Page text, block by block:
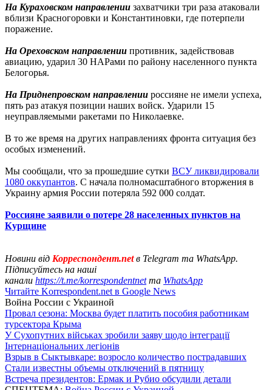
На Кураховском направлении захватчики три раза атаковали
вблизи Красногоровки и Константиновки, где потерпели
поражение.
На Ореховском направлении противник, задействовав
авиацию, ударил 30 НАРами по району населенного пункта
Белогорья.
На Приднепровском направлении россияне не имели успеха,
пять раз атакуя позиции наших войск. Ударили 15
неуправляемыми ракетами по Николаевке.
В то же время на других направлениях фронта ситуация без
особых изменений.
Мы сообщали, что за прошедшие сутки ВСУ ликвидировали
1080 оккупантов. С начала полномасштабного вторжения в
Украину армия России потеряла 592 000 солдат.
Россияне заявили о потере 28 населенных пунктов на
Курщине
Новини від Корреспондент.netв Telegram та WhatsApp.
Підписуйтесь на наші
канали https://t.me/korrespondentnetта WhatsApp
Читайте Korrespondent.net в Google News
Война России с Украиной
Провал сезона: Москва будет платить пособия работникам
турсектора Крыма
У Сухопутних військах зробили заяву щодо інтеграції
Інтернаціональних легіонів
Взрыв в Сыктывкаре: возросло количество пострадавших
Стали известны объемы отключений в пятницу
Встреча президентов: Ермак и Рубио обсудили детали